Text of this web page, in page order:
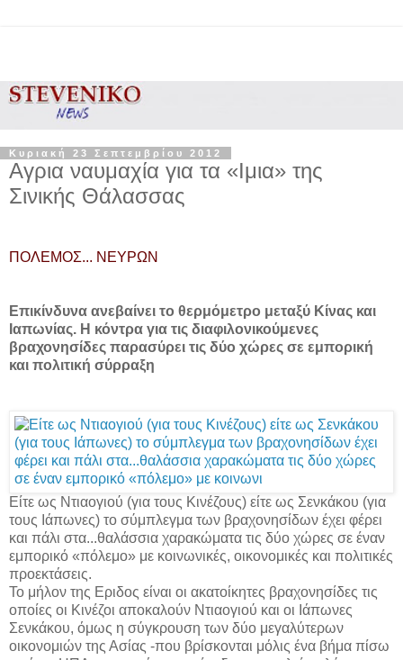
Κυριακή 23 Σεπτεμβρίου 2012
Aγρια ναυμαχία για τα «Ιμια» της
Σινικής Θάλασσας
ΠΟΛΕΜΟΣ... ΝΕΥΡΩΝ
Επικίνδυνα ανεβαίνει το θερμόμετρο μεταξύ Κίνας και
Ιαπωνίας. H κόντρα για τις διαφιλονικούμενες
βραχονησίδες παρασύρει τις δύο χώρες σε εμπορική
και πολιτική σύρραξη
Είτε ως Ντιαογιού (για τους Κινέζους) είτε ως Σενκάκου (για
τους Ιάπωνες) το σύμπλεγμα των βραχονησίδων έχει φέρει
και πάλι στα...θαλάσσια χαρακώματα τις δύο χώρες σε έναν
εμπορικό «πόλεμο» με κοινωνικές, οικονομικές και πολιτικές
προεκτάσεις.
Το μήλον της Εριδος είναι οι ακατοίκητες βραχονησίδες τις
οποίες οι Κινέζοι αποκαλούν Ντιαογιού και οι Ιάπωνες
Σενκάκου, όμως η σύγκρουση των δύο μεγαλύτερων
οικονομιών της Ασίας -που βρίσκονται μόλις ένα βήμα πίσω